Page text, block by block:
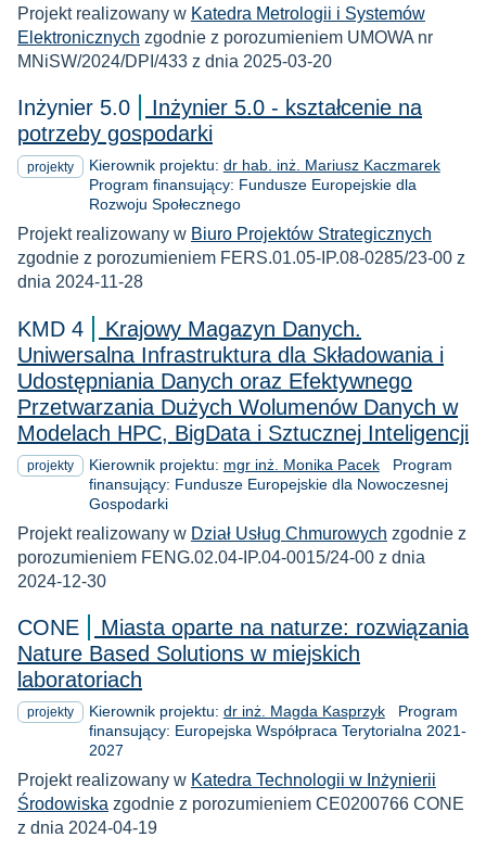
Projekt realizowany w Katedra Metrologii i Systemów
Elektronicznych zgodnie z porozumieniem UMOWA nr
MNiSW/2024/DPI/433 z dnia 2025-03-20
Inżynier 5.0
Inżynier 5.0 - kształcenie na
potrzeby gospodarki
projekty Kierownik projektu: dr hab. inż. Mariusz Kaczmarek
Program finansujący: Fundusze Europejskie dla
Rozwoju Społecznego
Projekt realizowany w Biuro Projektów Strategicznych
zgodnie z porozumieniem FERS.01.05-IP.08-0285/23-00 z
dnia 2024-11-28
KMD 4
Krajowy Magazyn Danych.
Uniwersalna Infrastruktura dla Składowania i
Udostępniania Danych oraz Efektywnego
Przetwarzania Dużych Wolumenów Danych w
Modelach HPC, BigData i Sztucznej Inteligencji
projekty Kierownik projektu: mgr inż. Monika PacekProgram
finansujący: Fundusze Europejskie dla Nowoczesnej
Gospodarki
Projekt realizowany w Dział Usług Chmurowych zgodnie z
porozumieniem FENG.02.04-IP.04-0015/24-00 z dnia
2024-12-30
CONE
Miasta oparte na naturze: rozwiązania
Nature Based Solutions w miejskich
laboratoriach
projekty Kierownik projektu: dr inż. Magda KasprzykProgram
finansujący: Europejska Współpraca Terytorialna 2021-
2027
Projekt realizowany w Katedra Technologii w Inżynierii
Środowiska zgodnie z porozumieniem CE0200766 CONE
z dnia 2024-04-19